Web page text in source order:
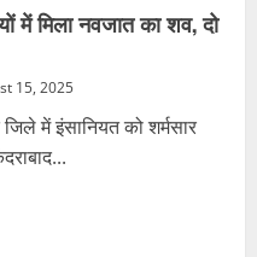
में मिला नवजात का शव, दो
15, 2025
में इंसानियत को शर्मसार